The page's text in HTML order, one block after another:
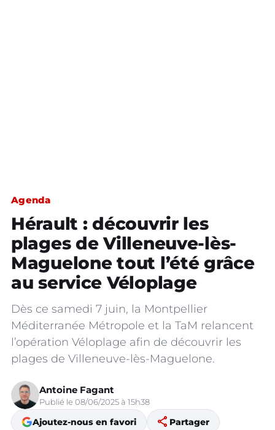
Agenda
Hérault : découvrir les
plages de Villeneuve-lès-
Maguelone tout l’été grâce
au service Véloplage
Dès ce samedi 7 juin, la Montpellier
Méditerranée Métropole et la TaM relancent
l’opération Véloplage afin de découvrir les
plages de Villeneuve-lès-Maguelone.
Antoine Fagant
Publié le 08/06/2025 à 15h38
Ajoutez-nous en favori share Partager